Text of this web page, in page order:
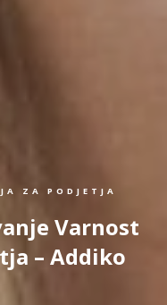
ZA PODJETJA
Varnost
– Addiko